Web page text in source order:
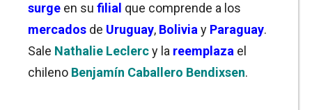
surge en su filial que comprende a los
mercados de Uruguay, Bolivia y Paraguay.
Sale Nathalie Leclercy la reemplaza el
chileno Benjamín Caballero Bendixsen.